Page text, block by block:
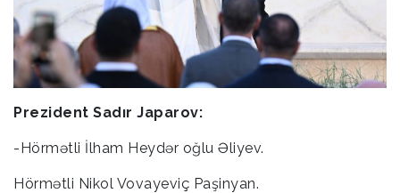
Prezident Sadır Japarov:
-Hörmətli İlham Heydər oğlu Əliyev.
Hörmətli Nikol Vovayeviç Paşinyan.